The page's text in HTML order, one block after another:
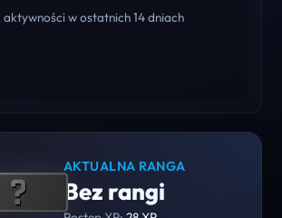
aktywności w ostatnich 14 dniach
AKTUALNA RANGA
Bez rangi